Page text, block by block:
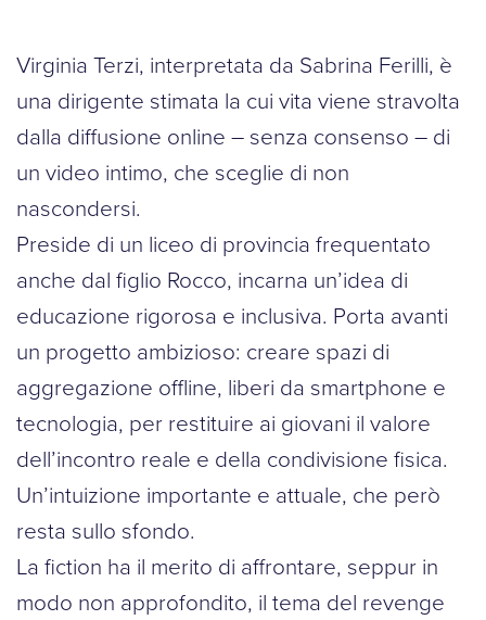
Virginia Terzi, interpretata da Sabrina Ferilli, è
una dirigente stimata la cui vita viene stravolta
dalla diffusione online – senza consenso – di
un video intimo, che sceglie di non
nascondersi.
Preside di un liceo di provincia frequentato
anche dal figlio Rocco, incarna un’idea di
educazione rigorosa e inclusiva. Porta avanti
un progetto ambizioso: creare spazi di
aggregazione offline, liberi da smartphone e
tecnologia, per restituire ai giovani il valore
dell’incontro reale e della condivisione fisica.
Un’intuizione importante e attuale, che però
resta sullo sfondo.
La fiction ha il merito di affrontare, seppur in
modo non approfondito, il tema del revenge